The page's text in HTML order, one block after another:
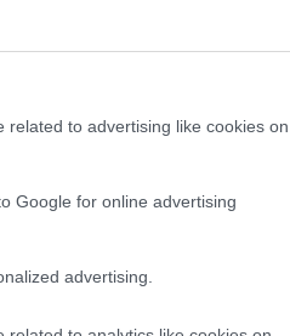
to advertising like cookies on
Google for online advertising
advertising.